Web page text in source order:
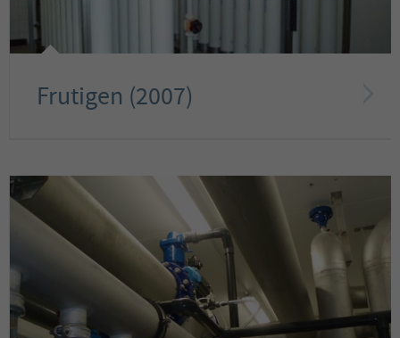
Frutigen (2007)